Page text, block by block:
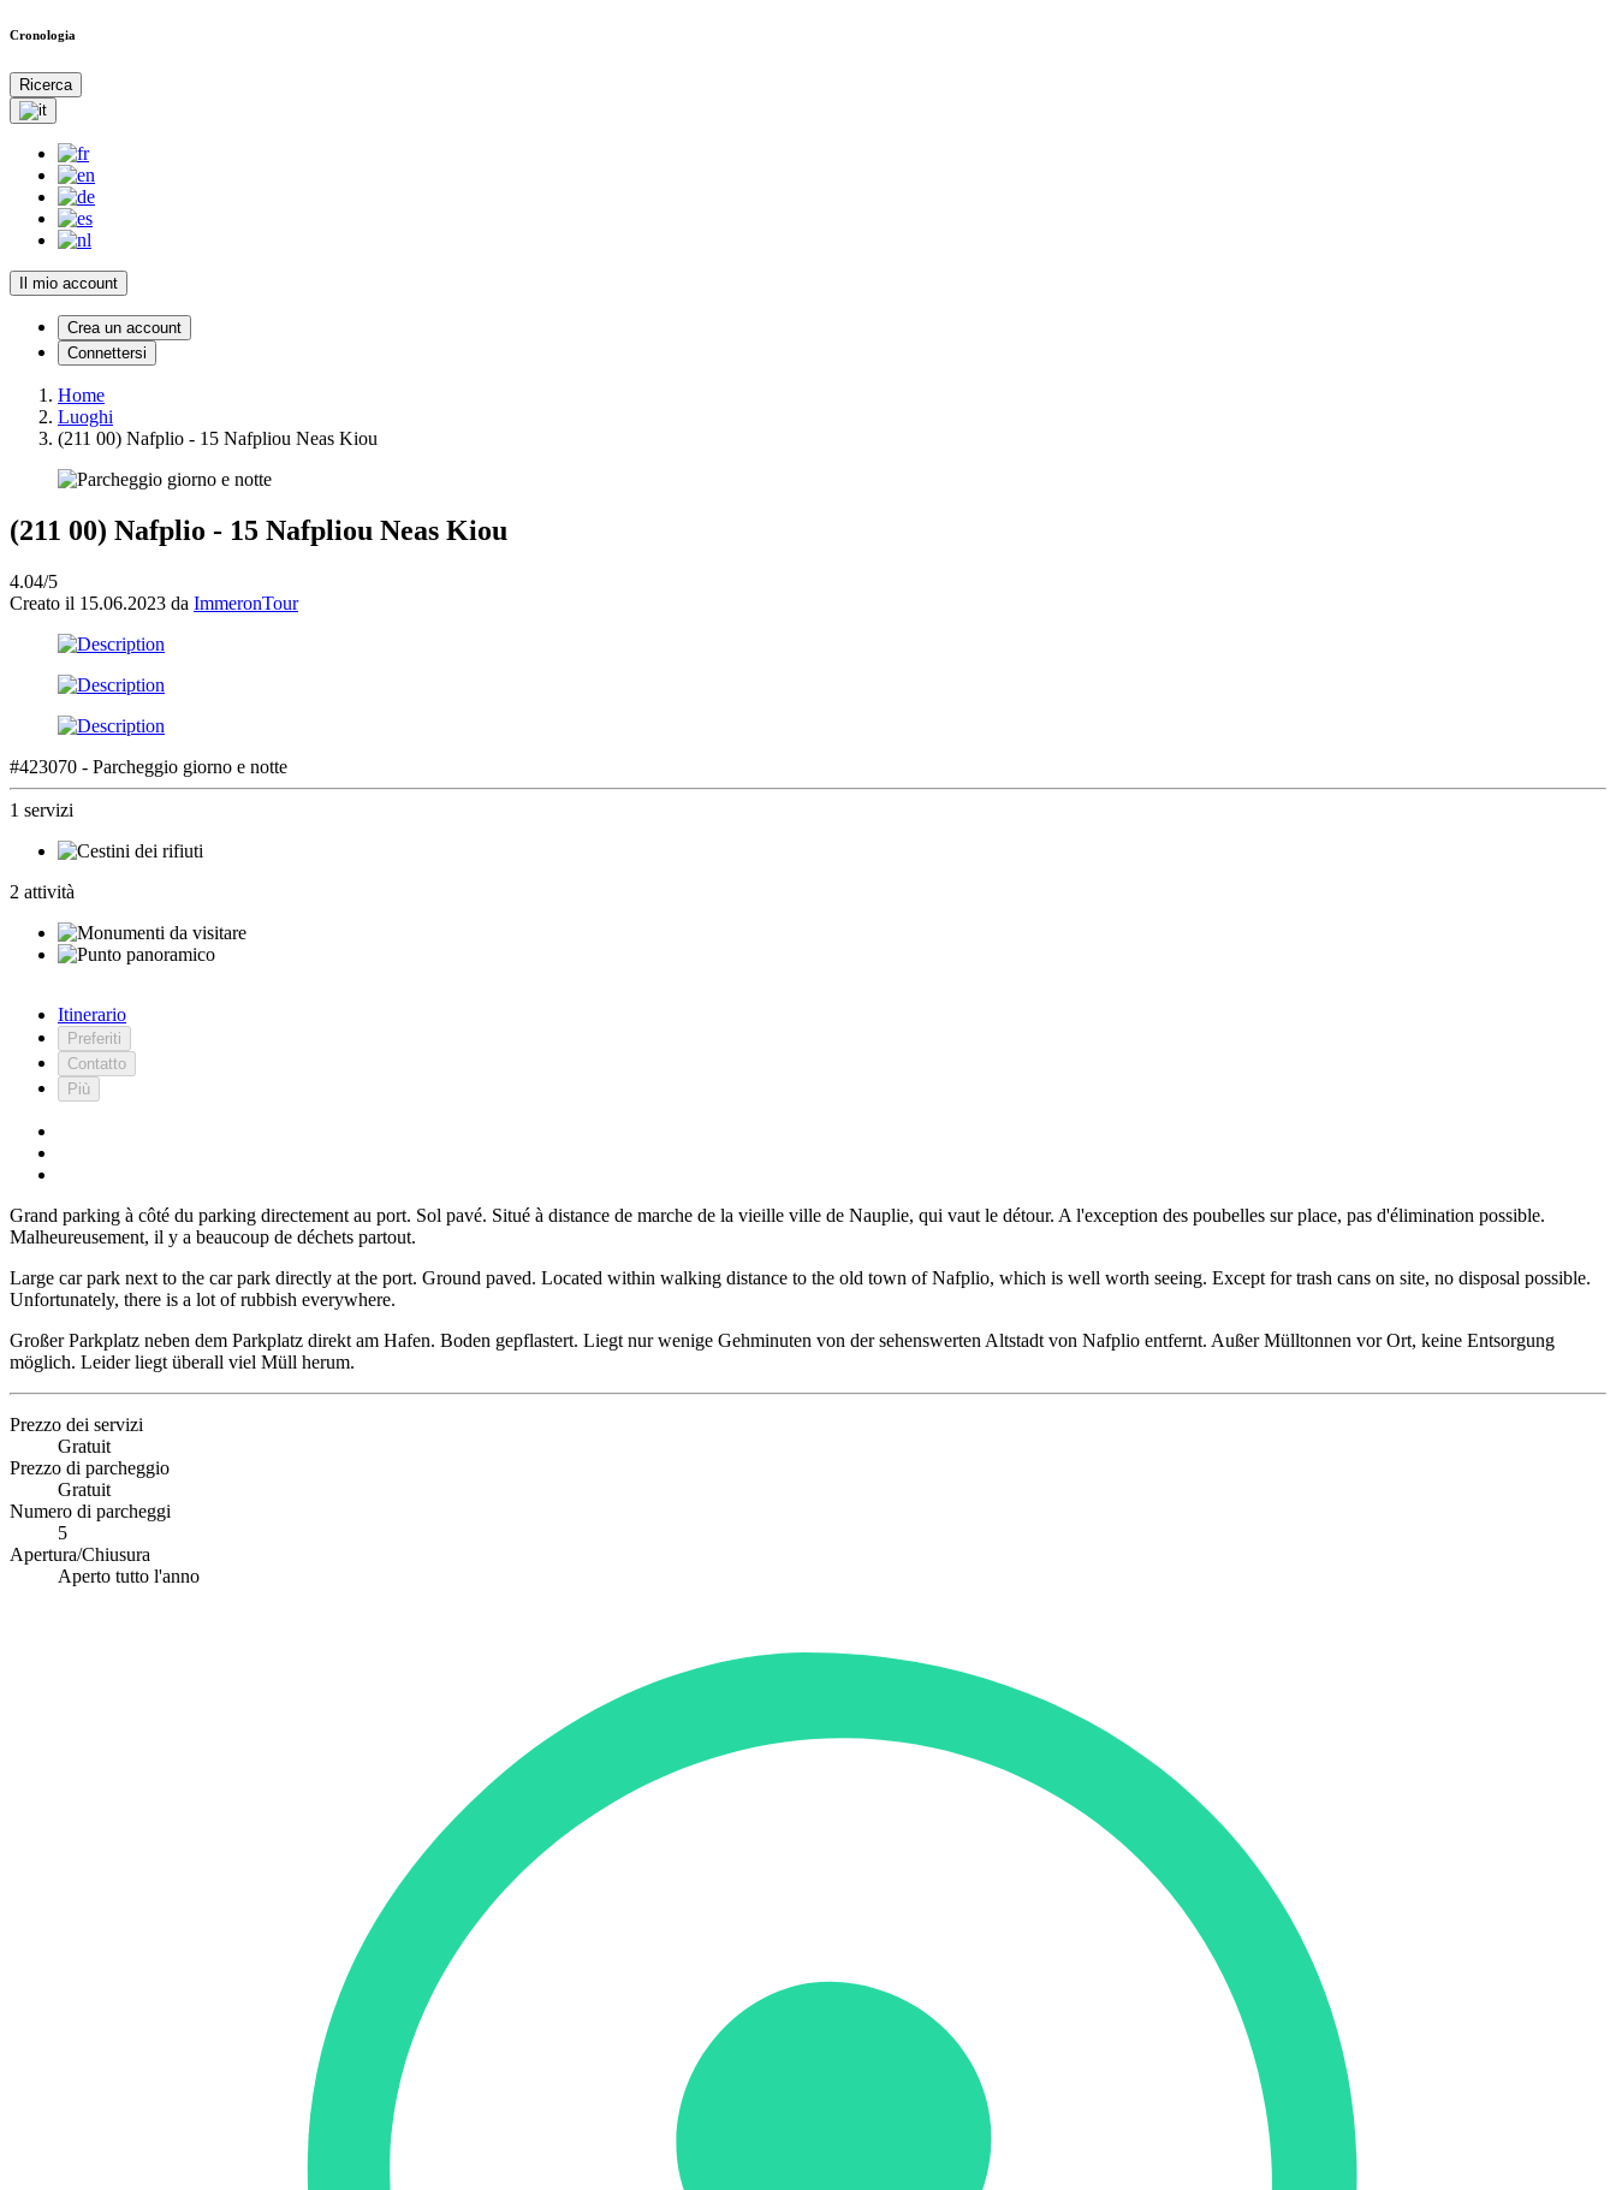
Cronologia
Ricerca
Il mio account
Crea un account
Connettersi
Home
Luoghi
(211 00) Nafplio - 15 Nafpliou Neas Kiou
(211 00) Nafplio - 15 Nafpliou Neas Kiou
4.04/5
Creato il 15.06.2023 da ImmeronTour
#423070 - Parcheggio giorno e notte
1 servizi
2 attività
Itinerario
Preferiti
Contatto
Più
Grand parking à côté du parking directement au port. Sol pavé. Situé à distance de marche de la vieille ville de Nauplie, qui vaut le détour. A l'exception des poubelles sur place, pas d'élimination possible.
Malheureusement, il y a beaucoup de déchets partout.
Large car park next to the car park directly at the port. Ground paved. Located within walking distance to the old town of Nafplio, which is well worth seeing. Except for trash cans on site, no disposal possible.
Unfortunately, there is a lot of rubbish everywhere.
Großer Parkplatz neben dem Parkplatz direkt am Hafen. Boden gepflastert. Liegt nur wenige Gehminuten von der sehenswerten Altstadt von Nafplio entfernt. Außer Mülltonnen vor Ort, keine Entsorgung
möglich. Leider liegt überall viel Müll herum.
Prezzo dei servizi
Gratuit
Prezzo di parcheggio
Gratuit
Numero di parcheggi
5
Apertura/Chiusura
Aperto tutto l'anno